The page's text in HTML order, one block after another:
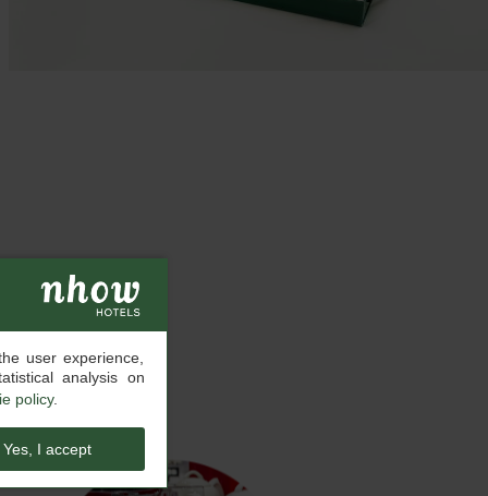
user experience,
analysis on
policy.
Yes, I accept